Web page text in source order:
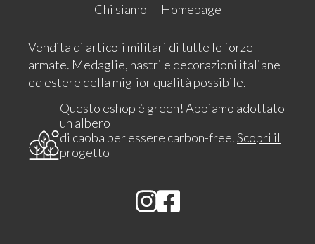
Chi siamo
Homepage
Vendita di articoli militari di tutte le forze
armate. Medaglie, nastri e decorazioni italiane
ed estere della miglior qualità possibile.
Questo eshop è green! Abbiamo adottato
un albero
di caoba per essere carbon-free.Scopri il
progetto